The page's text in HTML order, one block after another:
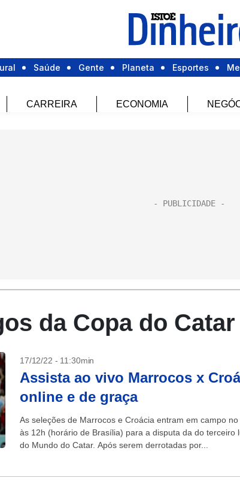
Saúde Gente Planeta Esportes
CARREIRA ECONOMIA
da Copa do
17/12/22 - 11:30min
Assista ao vivo Marrocos x
online e de graça
As seleções de Marrocos e Croácia entram em campo
às 12h (horário de Brasília) para a disputa da do terceiro
do Mundo do Catar. Após serem derrotadas por...